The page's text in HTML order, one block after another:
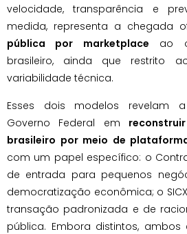
velocidade, transparência e
medida, representa a chegada
pública por marketplace ao
brasileiro, ainda que restrito
variabilidade técnica.
Esses dois modelos revelam
Governo Federal em
brasileiro por meio de
com um papel específico: o
de entrada para pequenos
democratização econômica; o
transação padronizada e de
pública. Embora distintos,